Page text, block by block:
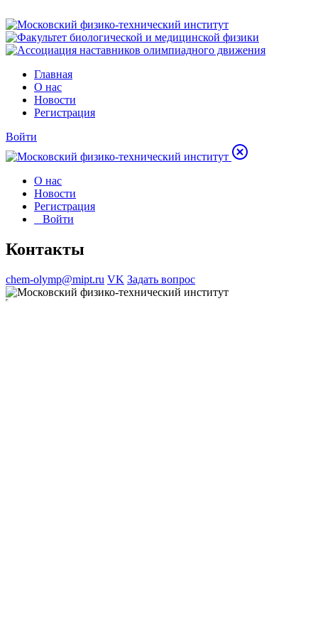
Главная
О нас
Новости
Регистрация
Войти
О нас
Новости
Регистрация
Войти
Контакты
chem-olymp@mipt.ru VK Задать вопрос